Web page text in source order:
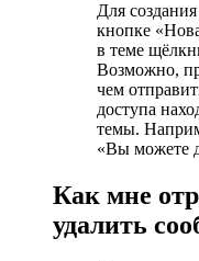
Для
кнопке
в теме
Возможно,
чем
доступа
темы.
«Вы можете
Как мне
удалить